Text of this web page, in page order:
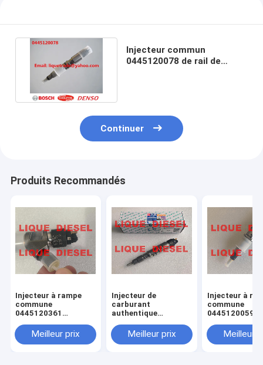
Injecteur commun
0445120078 de rail de
Continuer
Produits Recommandés
Injecteur à rampe
commune
0445120361
120 361 5801479314
Meilleur prix
Injecteur de
carburant
authentique
0445120290 0 445
120 290 L4700-
Meilleur prix
Injecteur à
commune
0445120059
120 059 0 445
231 pour
Meilleur